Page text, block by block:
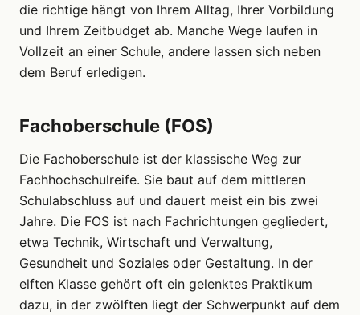
die richtige hängt von Ihrem Alltag, Ihrer Vorbildung
und Ihrem Zeitbudget ab. Manche Wege laufen in
Vollzeit an einer Schule, andere lassen sich neben
dem Beruf erledigen.
Fachoberschule (FOS)
Die Fachoberschule ist der klassische Weg zur
Fachhochschulreife. Sie baut auf dem mittleren
Schulabschluss auf und dauert meist ein bis zwei
Jahre. Die FOS ist nach Fachrichtungen gegliedert,
etwa Technik, Wirtschaft und Verwaltung,
Gesundheit und Soziales oder Gestaltung. In der
elften Klasse gehört oft ein gelenktes Praktikum
dazu, in der zwölften liegt der Schwerpunkt auf dem